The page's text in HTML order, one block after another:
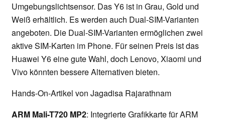
Umgebungslichtsensor. Das Y6 ist in Grau, Gold und
Weiß erhältlich. Es werden auch Dual-SIM-Varianten
angeboten. Die Dual-SIM-Varianten ermöglichen zwei
aktive SIM-Karten im Phone. Für seinen Preis ist das
Huawei Y6 eine gute Wahl, doch Lenovo, Xiaomi und
Vivo könnten bessere Alternativen bieten.
Hands-On-Artikel von Jagadisa Rajarathnam
ARM Mali-T720 MP2: Integrierte Grafikkarte für ARM